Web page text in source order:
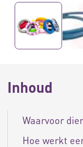
Inhoud
Waarvoor
Hoe werkt